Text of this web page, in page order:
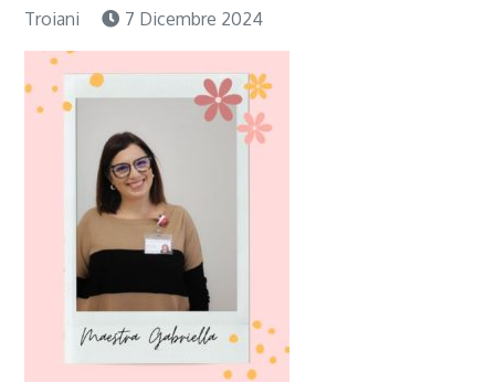
Troiani
7 Dicembre 2024